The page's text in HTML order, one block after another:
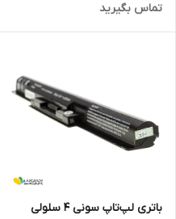
لپ‌تاپ SONY VAIO VGN-FW
تماس بگیرید
باتری لپ‌تاپ سونی 4 سلولی